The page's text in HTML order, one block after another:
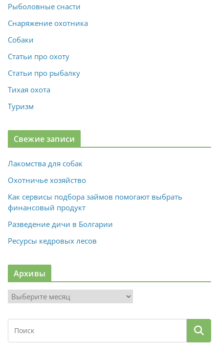
Рыболовные снасти
Снаряжение охотника
Собаки
Статьи про охоту
Статьи про рыбалку
Тихая охота
Туризм
Свежие записи
Лакомства для собак
Охотничье хозяйство
Как сервисы подбора займов помогают выбрать
финансовый продукт
Разведение дичи в Болгарии
Ресурсы кедровых лесов
Архивы
х
в